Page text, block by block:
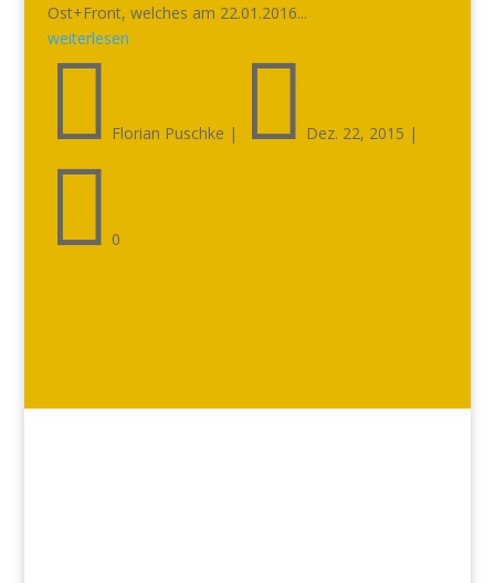
Ost+Front, welches am 22.01.2016...
weiterlesen
 Florian Puschke |  Dez. 22, 2015 |
 0